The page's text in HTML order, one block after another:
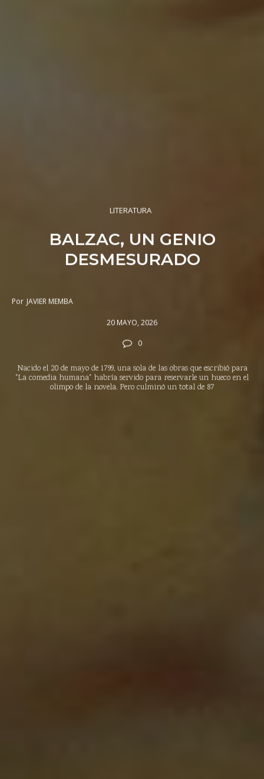
LITERATURA
BALZAC, UN GENIO
DESMESURADO
Por JAVIER MEMBA
20 MAYO, 2026
0
Nacido el 20 de mayo de 1799, una sola de las obras que escribió para
"La comedia humana" habría servido para reservarle un hueco en el
olimpo de la novela. Pero culminó un total de 87